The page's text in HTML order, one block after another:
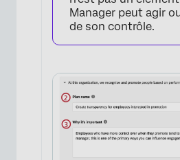
Manager peut agir
de son contrôle.